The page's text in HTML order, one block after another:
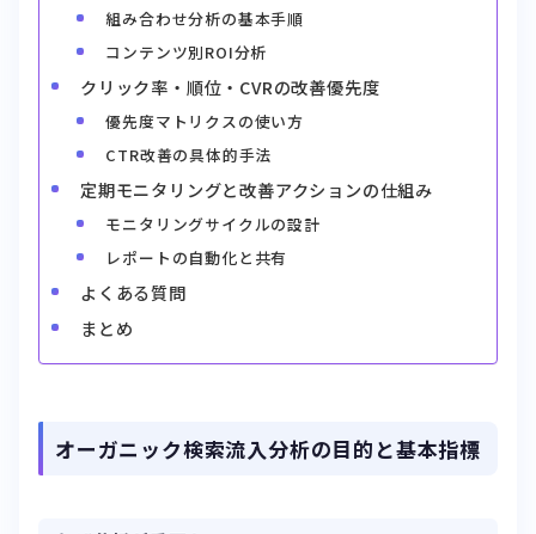
組み合わせ分析の基本手順
コンテンツ別ROI分析
クリック率・順位・CVRの改善優先度
優先度マトリクスの使い方
CTR改善の具体的手法
定期モニタリングと改善アクションの仕組み
モニタリングサイクルの設計
レポートの自動化と共有
よくある質問
まとめ
オーガニック検索流入分析の目的と基本指標